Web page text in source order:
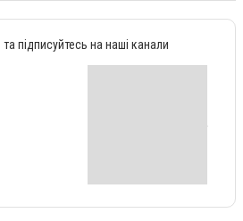
підписуйтесь на наші канали